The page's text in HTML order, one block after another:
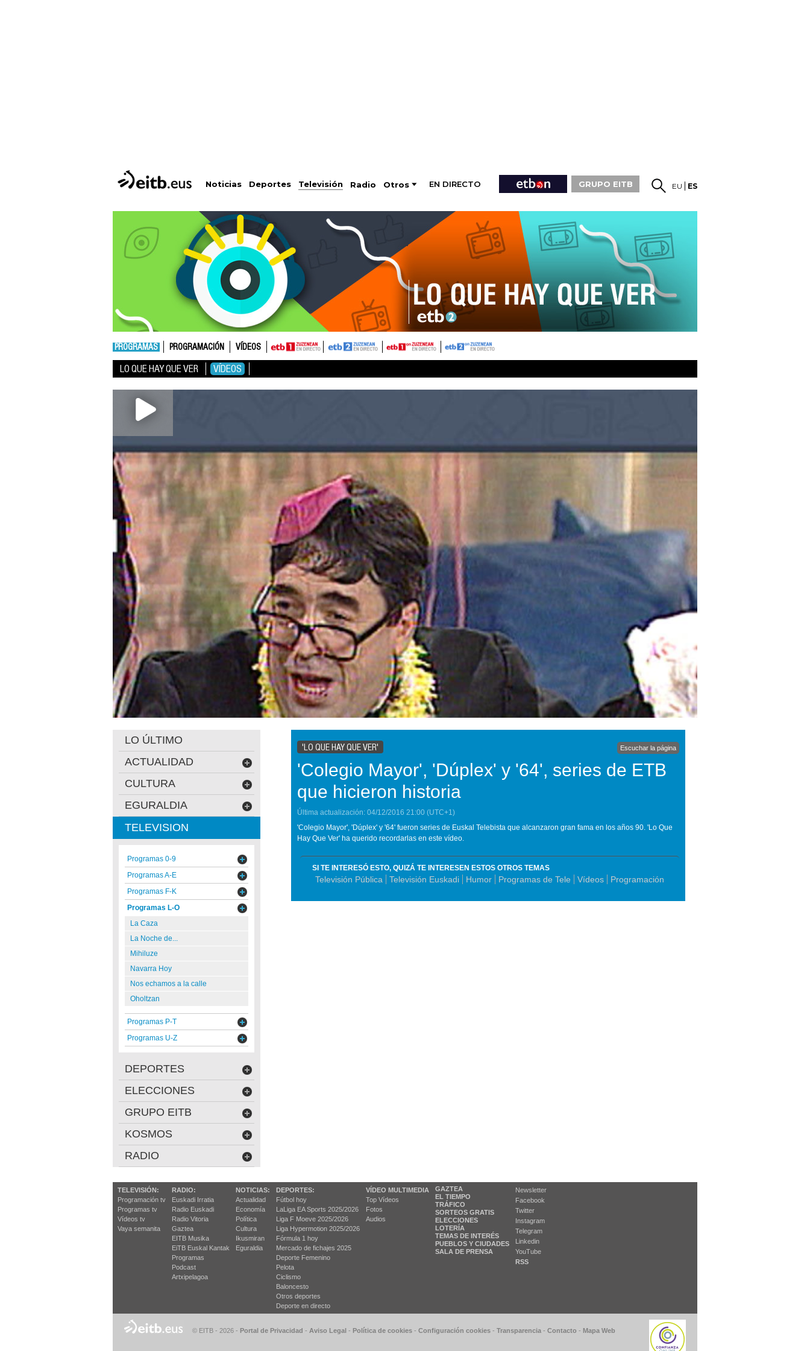
Noticias Deportes Televisión Radio Otros EN DIRECTO GRUPO EITB EU ES
PROGRAMAS PROGRAMACIÓN VÍDEOS
LO QUE HAY QUE VER VÍDEOS
'LO QUE HAY QUE VER' Escuchar la página
'Colegio Mayor', 'Dúplex' y '64', series de ETB
que hicieron historia
Última actualización: 04/12/2016 21:00 (UTC+1)
'Colegio Mayor', 'Dúplex' y '64' fueron series de Euskal Telebista que alcanzaron gran fama en los años 90. 'Lo Que
Hay Que Ver' ha querido recordarlas en este vídeo.
SI TE INTERESÓ ESTO, QUIZÁ TE INTERESEN ESTOS OTROS TEMAS
Televisión Pública Televisión Euskadi Humor Programas de Tele Vídeos Programación
LO ÚLTIMO
ACTUALIDAD
CULTURA
EGURALDIA
TELEVISION
Programas 0-9
Programas A-E
Programas F-K
Programas L-O
La Caza
La Noche de...
Mihiluze
Navarra Hoy
Nos echamos a la calle
Oholtzan
Programas P-T
Programas U-Z
DEPORTES
ELECCIONES
GRUPO EITB
KOSMOS
RADIO
TELEVISIÓN:
Programación tv
Programas tv
Vídeos tv
Vaya semanita
RADIO:
Euskadi Irratia
Radio Euskadi
Radio Vitoria
Gaztea
EITB Musika
EiTB Euskal Kantak
Programas
Podcast
Artxipelagoa
NOTICIAS:
Actualidad
Economía
Política
Cultura
Ikusmiran
Eguraldia
DEPORTES:
Fútbol hoy
LaLiga EA Sports 2025/2026
Liga F Moeve 2025/2026
Liga Hypermotion 2025/2026
Fórmula 1 hoy
Mercado de fichajes 2025
Deporte Femenino
Pelota
Ciclismo
Baloncesto
Otros deportes
Deporte en directo
VÍDEO MULTIMEDIA
Top Vídeos
Fotos
Audios
GAZTEA
EL TIEMPO
TRÁFICO
SORTEOS GRATIS
ELECCIONES
LOTERÍA
TEMAS DE INTERÉS
PUEBLOS Y CIUDADES
SALA DE PRENSA
Newsletter
Facebook
Twitter
Instagram
Telegram
Linkedin
YouTube
RSS
© EITB - 2026 - Portal de Privacidad - Aviso Legal - Política de cookies - Configuración cookies - Transparencia - Contacto - Mapa Web